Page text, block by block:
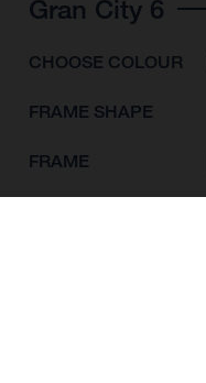
Gran City 6
CHOOSE COLOUR
FRAME SHAPE
FRAME